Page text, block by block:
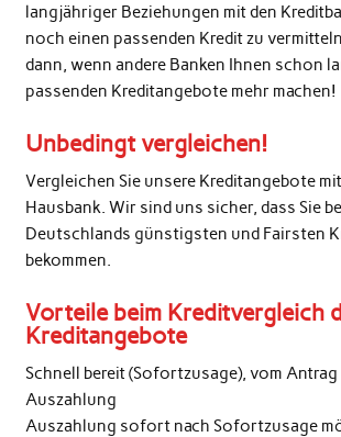
langjähriger Beziehungen mit den
noch einen passenden Kredit zu
dann, wenn andere Banken Ihnen schon
passenden Kreditangebote mehr machen!
Unbedingt vergleichen!
Vergleichen Sie unsere Kreditangebote
Hausbank. Wir sind uns sicher, dass Sie
Deutschlands günstigsten und Fairsten
bekommen.
Vorteile beim Kreditvergleich
Kreditangebote
Schnell bereit (Sofortzusage), vom Antrag
Auszahlung
Auszahlung sofort nach Sofortzusage